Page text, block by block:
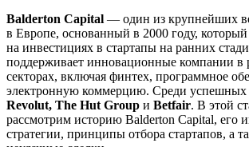
Balderton Capital — один из крупнейших
в Европе, основанный в 2000 году, который
на инвестициях в стартапы на ранних
поддерживает инновационные компании в
секторах, включая финтех, программное
электронную коммерцию. Среди
Revolut, The Hut Group и Betfair. В этой
рассмотрим историю Balderton Capital, его
стратегии, принципы отбора стартапов, а